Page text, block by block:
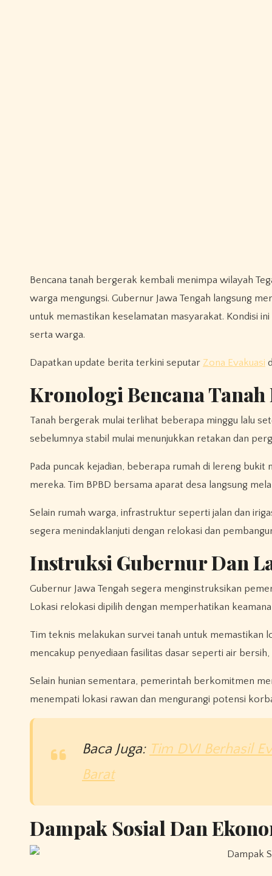
Bencana tanah bergerak kembali menimpa wilayah
warga mengungsi. Gubernur Jawa Tengah langsung
untuk memastikan keselamatan masyarakat. Kondisi
serta warga.
Dapatkan update berita terkini seputar Zona Evakuasi
Kronologi Bencana
Tanah bergerak mulai terlihat beberapa minggu lalu
sebelumnya stabil mulai menunjukkan retakan dan
Pada puncak kejadian, beberapa rumah di lereng
mereka. Tim BPBD bersama aparat desa langsung
Selain rumah warga, infrastruktur seperti jalan dan
segera menindaklanjuti dengan relokasi dan
Instruksi Gubernur Dan
Gubernur Jawa Tengah segera menginstruksikan
Lokasi relokasi dipilih dengan memperhatikan
Tim teknis melakukan survei tanah untuk memastikan
mencakup penyediaan fasilitas dasar seperti air
Selain hunian sementara, pemerintah berkomitmen
menempati lokasi rawan dan mengurangi potensi
Baca Juga: Tim DVI Berhasil
Barat
Dampak Sosial Dan